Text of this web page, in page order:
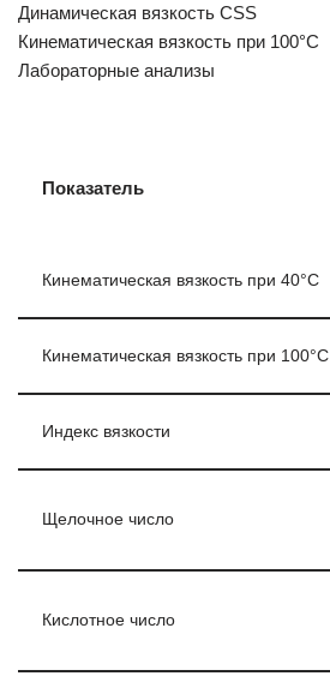
Динамическая вязкость CSS
Кинематическая вязкость при 100°C
Лабораторные анализы
Показатель
Кинематическая вязкость при 40°C
Кинематическая вязкость при 100°C
Индекс вязкости
Щелочное число
Кислотное число